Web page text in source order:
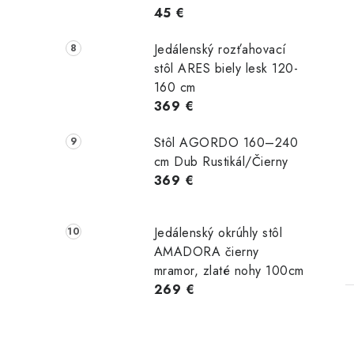
45 €
Jedálenský rozťahovací
stôl ARES biely lesk 120-
160 cm
369 €
Stôl AGORDO 160–240
cm Dub Rustikál/Čierny
369 €
Jedálenský okrúhly stôl
AMADORA čierny
mramor, zlaté nohy 100cm
269 €